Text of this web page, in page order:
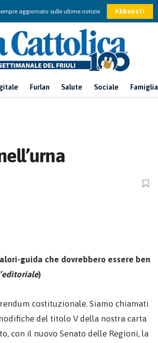
aggiornato sulle ultime notizie Abbonati
Furlan Salute Sociale Famiglia
guida che dovrebbero essere ben
)
costituzionale. Siamo chiamati
del titolo V della nostra carta
con il nuovo Senato delle Regioni, la